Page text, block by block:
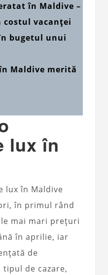
în Maldive –
costul vacanței
bugetul unui
Maldive merită
lux în
lux în Maldive
în primul rând
mai mari prețuri
în aprilie, iar
de
de cazare,